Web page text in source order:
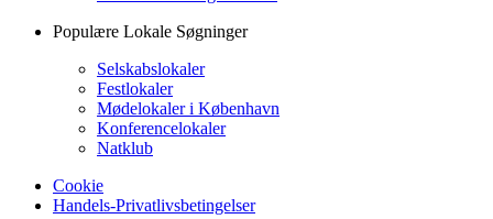
Populære Lokale Søgninger
Selskabslokaler
Festlokaler
Mødelokaler i København
Konferencelokaler
Natklub
Cookie
Handels-Privatlivsbetingelser